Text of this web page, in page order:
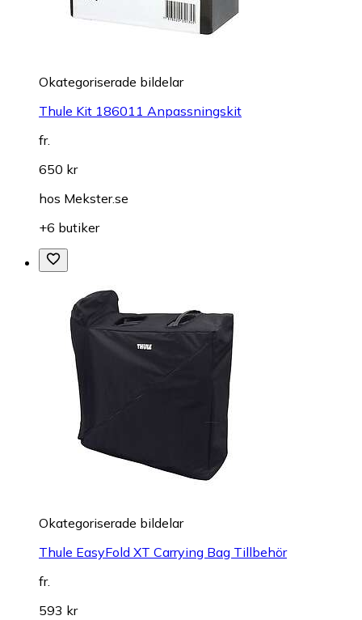
Okategoriserade bildelar
Thule Kit 186011 Anpassningskit
fr.
650 kr
hos Mekster.se
+6 butiker
Okategoriserade bildelar
Thule EasyFold XT Carrying Bag Tillbehör
fr.
593 kr